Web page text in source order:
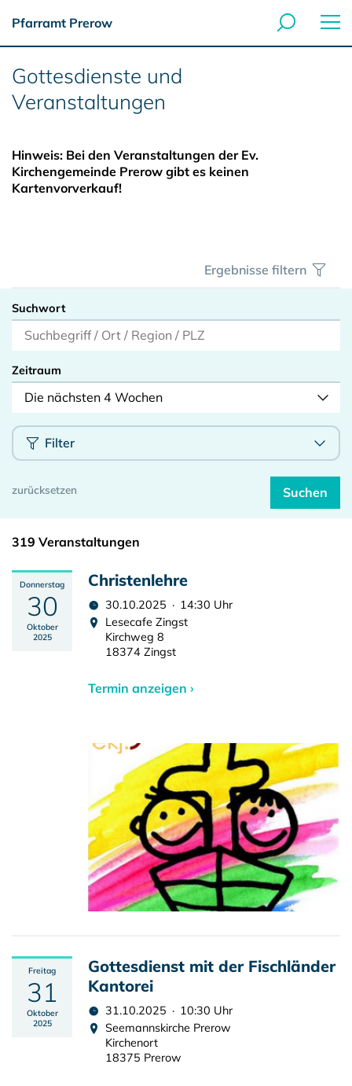
Pfarramt Prerow
Gottesdienste und
Veranstaltungen
Hinweis: Bei den Veranstaltungen der Ev.
Kirchengemeinde Prerow gibt es keinen
Kartenvorverkauf!
Ergebnisse filtern
Suchwort
Zeitraum
Die nächsten 4 Wochen
Filter
319 Veranstaltungen
Donnerstag
30
Oktober
2025
Christenlehre
30.10.2025 · 14:30 Uhr
Lesecafe Zingst
Kirchweg 8
18374 Zingst
Termin anzeigen ›
Freitag
31
Oktober
2025
Gottesdienst mit der Fischländer
Kantorei
31.10.2025 · 10:30 Uhr
Seemannskirche Prerow
Kirchenort
18375 Prerow